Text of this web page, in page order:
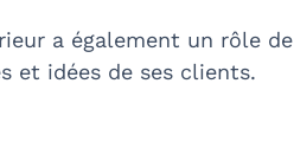
a également un rôle de
et idées de ses clients.